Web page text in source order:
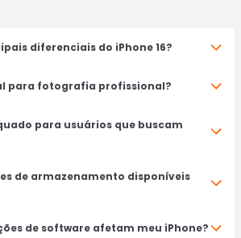
diferenciais do iPhone 16?
para fotografia profissional?
para usuários que buscam
de armazenamento disponíveis
de software afetam meu iPhone?